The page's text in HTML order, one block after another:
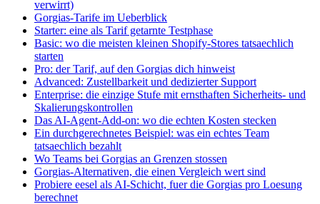
verwirrt)
Gorgias-Tarife im Ueberblick
Starter: eine als Tarif getarnte Testphase
Basic: wo die meisten kleinen Shopify-Stores tatsaechlich
starten
Pro: der Tarif, auf den Gorgias dich hinweist
Advanced: Zustellbarkeit und dedizierter Support
Enterprise: die einzige Stufe mit ernsthaften Sicherheits- und
Skalierungskontrollen
Das AI-Agent-Add-on: wo die echten Kosten stecken
Ein durchgerechnetes Beispiel: was ein echtes Team
tatsaechlich bezahlt
Wo Teams bei Gorgias an Grenzen stossen
Gorgias-Alternativen, die einen Vergleich wert sind
Probiere eesel als AI-Schicht, fuer die Gorgias pro Loesung
berechnet